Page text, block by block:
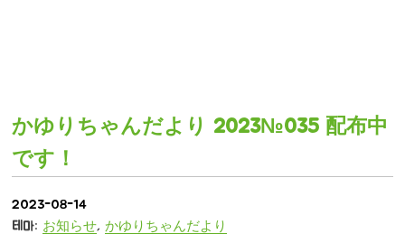
かゆりちゃんだより 2023№035 配布中
です！
2023-08-14
테마: お知らせ, かゆりちゃんだより